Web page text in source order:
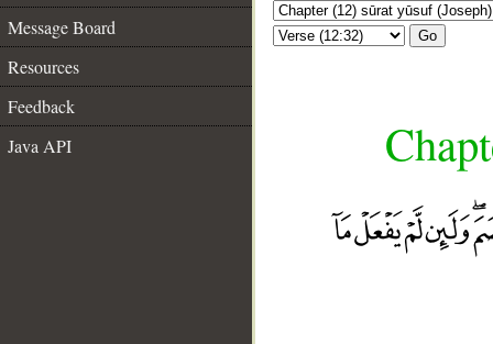
Message Board
Resources
Feedback
Java API
Go